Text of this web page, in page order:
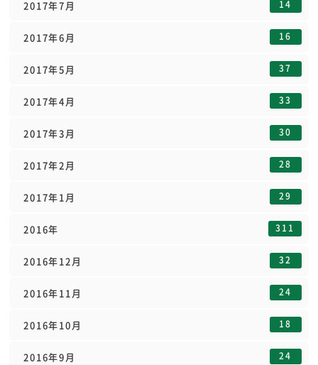
2017年7月 14
2017年6月 16
2017年5月 37
2017年4月 33
2017年3月 30
2017年2月 28
2017年1月 29
2016年 311
2016年12月 32
2016年11月 24
2016年10月 18
2016年9月 24